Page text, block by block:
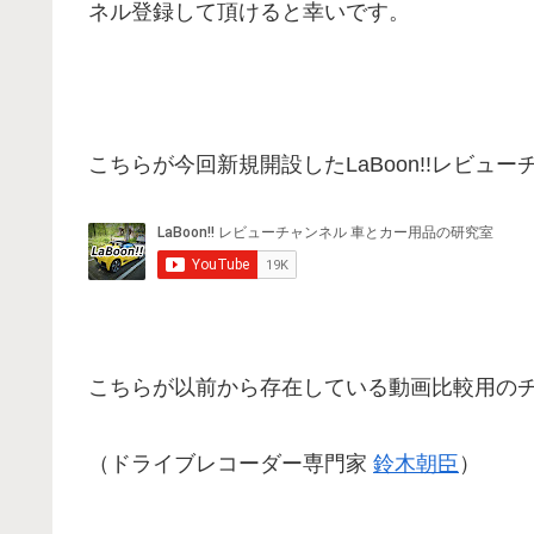
ネル登録して頂けると幸いです。
こちらが今回新規開設したLaBoon!!レビュー
こちらが以前から存在している動画比較用の
（ドライブレコーダー専門家 鈴木朝臣 ）